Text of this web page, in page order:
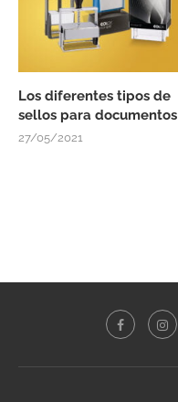
Los diferentes tipos de
sellos para documentos
27/05/2021